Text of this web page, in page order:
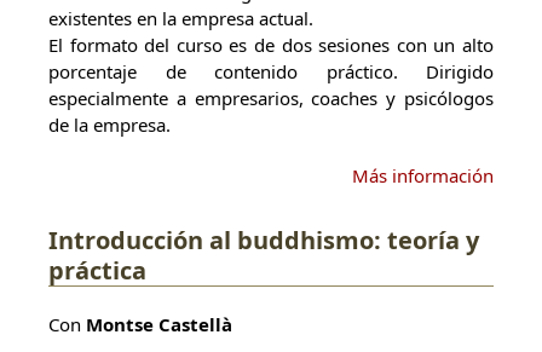
existentes en la empresa actual.
El formato del curso es de dos sesiones con un alto
porcentaje de contenido práctico. Dirigido
especialmente a empresarios, coaches y psicólogos
de la empresa.
Más información
Introducción al buddhismo: teoría y
práctica
Con Montse Castellà